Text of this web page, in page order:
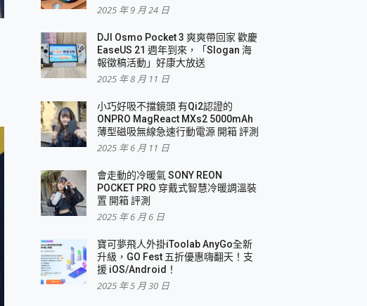
2025 年 9 月 24 日
DJI Osmo Pocket 3 爽爽帶回家 歡慶
EaseUS 21 週年到來，「Slogan 海
報徵稿活動」好康大放送
2025 年 8 月 11 日
小巧好吸不擋鏡頭 有Qi2認證的
ONPRO MagReact MXs2 5000mAh
薄型磁吸無線急速行動電源 開箱 評測
2025 年 6 月 11 日
會走動的冷暖氣 SONY REON
POCKET PRO 穿戴式智慧冷暖調溫裝
置 開箱 評測
2025 年 6 月 6 日
寶可夢飛人外掛iToolab AnyGo全新
升級，GO Fest 五折優惠嗨翻天！支
援 iOS/Android！
2025 年 5 月 30 日